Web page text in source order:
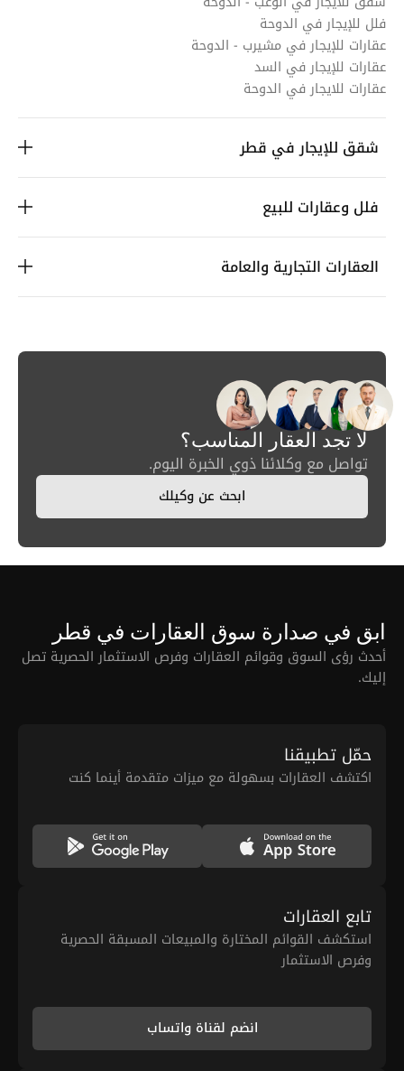
فلل للإيجار في الدوحة
عقارات للإيجار في مشيرب - الدوحة
عقارات للإيجار في السد
عقارات للايجار في الدوحة
شقق للإيجار في قطر
فلل وعقارات للبيع
العقارات التجارية والعامة
لا تجد العقار المناسب؟
تواصل مع وكلائنا ذوي الخبرة اليوم.
ابحث عن وكيلك
ابق في صدارة سوق العقارات في قطر
أحدث رؤى السوق وقوائم العقارات وفرص الاستثمار الحصرية تصل
إليك.
حمّل تطبيقنا
اكتشف العقارات بسهولة مع ميزات متقدمة أينما كنت
تابع العقارات
استكشف القوائم المختارة والمبيعات المسبقة الحصرية
وفرص الاستثمار
انضم لقناة واتساب